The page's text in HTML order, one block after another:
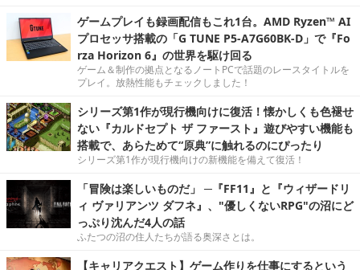
ゲームプレイも録画配信もこれ1台。AMD Ryzen™ AI
プロセッサ搭載の「G TUNE P5-A7G60BK-D」で『Fo
rza Horizon 6』の世界を駆け回る
ゲーム＆制作の拠点となるノートPCで話題のレースタイトルを
プレイ。放熱性能もチェックしました！
シリーズ第1作が現行機向けに復活！懐かしくも色褪せ
ない『カルドセプト ザ ファースト』遊びやすい機能も
搭載で、あらためて“原典”に触れるのにぴったり
シリーズ第1作が現行機向けの新機能を備えて復活！
「冒険は楽しいものだ」 ─『FF11』と『ウィザードリ
ィ ヴァリアンツ ダフネ』、"優しくないRPG"の沼にど
っぷり沈んだ4人の話
ふたつの沼の住人たちが語る奥深さとは。
【キャリアクエスト】ゲーム作りを仕事にするという